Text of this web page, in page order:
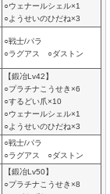
○ウェナールシェル×1
○ようせいのひだね×3
○戦士/パラ
○ラグアス ○ダストン
【鍛冶Lv42】
○プラチナこうせき×6
○するどい爪×10
○ウェナールシェル×1
○ようせいのひだね×3
○戦士/パラ
○ラグアス ○ダストン
【鍛冶Lv50】
○プラチナこうせき×8